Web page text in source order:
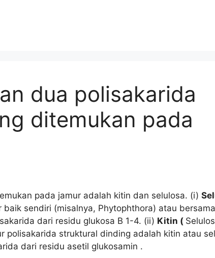
dua polisakarida
ditemukan pada
pada jamur adalah kitin dan selulosa. (i)
sendiri (misalnya, Phytophthora) atau
dari residu glukosa B 1-4. (ii) Kitin (
polisakarida struktural dinding adalah kitin atau
dari residu asetil glukosamin .